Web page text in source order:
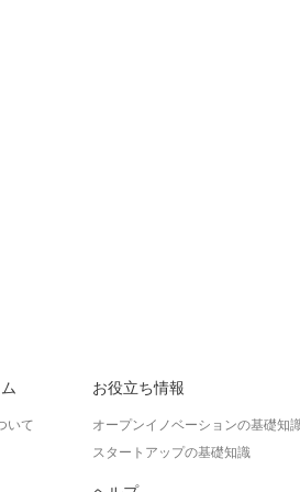
いて
お役立ち情報
オープンイノベーションの基礎知
スタートアップの基礎知識